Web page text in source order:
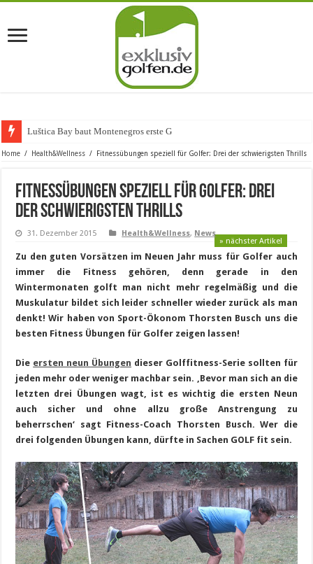
Luštica Bay baut Montenegros erste Golf-Communit
Home / Health&Wellness / Fitnessübungen speziell für Golfer: Drei der schwierigsten Thrills
Fitnessübungen speziell für Golfer: Drei
der schwierigsten Thrills
31. Dezember 2015 Health&Wellness, News
» nächster Artikel
Zu den guten Vorsätzen im Neuen Jahr muss für Golfer auch
immer die Fitness gehören, denn gerade in den
Wintermonaten golft man nicht mehr regelmäßig und die
Muskulatur bildet sich leider schneller wieder zurück als man
denkt! Wir haben von Sport-Ökonom Thorsten Busch uns die
besten Fitness Übungen für Golfer zeigen lassen!
Die ersten neun Übungen dieser Golffitness-Serie sollten für
jeden mehr oder weniger machbar sein. ‚Bevor man sich an die
letzten drei Übungen wagt, ist es wichtig die ersten Neun
auch sicher und ohne allzu große Anstrengung zu
beherrschen‘ sagt Fitness-Coach Thorsten Busch. Wer die
drei folgenden Übungen kann, dürfte in Sachen GOLF fit sein.